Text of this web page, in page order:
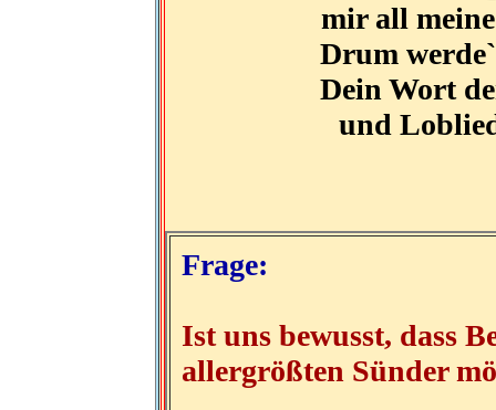
mir all
Drum
Dein Wort
und
Frage:
Ist uns bewusst, dass
allergrößten Sünder